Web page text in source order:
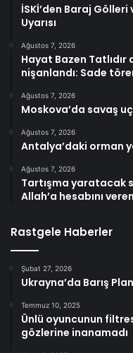
İSKİ’den Baraj
Uyarısı
Ağustos 7, 2026
Hayat Bazen Tatlıdır
nişanlandı: Sade
Ağustos 7, 2026
Moskova’da savaş
Ağustos 7, 2026
Antalya’daki orman
Ağustos 7, 2026
Tartışma yaratacak
Allah’a hesabını
Rastgele Haberler
Şubat 27, 2026
Ukrayna’da Barış
Temmuz 10, 2025
Ünlü oyuncunun
gözlerine inanamadı